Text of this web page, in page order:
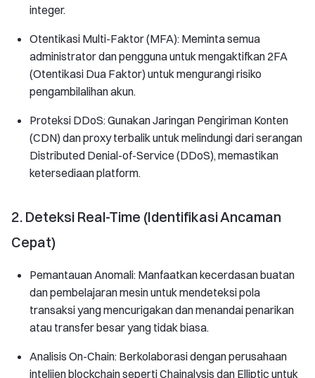
integer.
Otentikasi Multi-Faktor (MFA): Meminta semua
administrator dan pengguna untuk mengaktifkan 2FA
(Otentikasi Dua Faktor) untuk mengurangi risiko
pengambilalihan akun.
Proteksi DDoS: Gunakan Jaringan Pengiriman Konten
(CDN) dan proxy terbalik untuk melindungi dari serangan
Distributed Denial-of-Service (DDoS), memastikan
ketersediaan platform.
2. Deteksi Real-Time (Identifikasi Ancaman
Cepat)
Pemantauan Anomali: Manfaatkan kecerdasan buatan
dan pembelajaran mesin untuk mendeteksi pola
transaksi yang mencurigakan dan menandai penarikan
atau transfer besar yang tidak biasa.
Analisis On-Chain: Berkolaborasi dengan perusahaan
intelijen blockchain seperti Chainalysis dan Elliptic untuk